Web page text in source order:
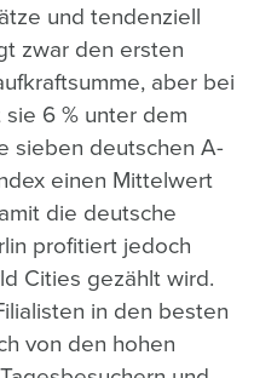
und tendenziell
zwar den ersten
aber bei
6 % unter dem
sieben deutschen A-
einen Mittelwert
die deutsche
profitiert jedoch
Cities gezählt wird.
in den besten
von den hohen